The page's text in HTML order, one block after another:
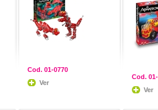
Cod. 01-0770
Ver
Cod.
Ver